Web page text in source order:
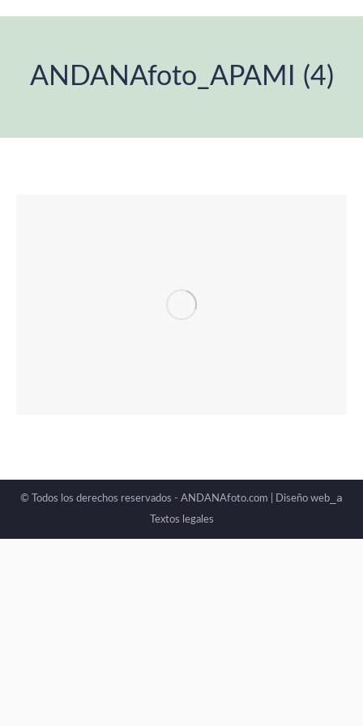
ANDANAfoto_APAMI (4)
© Todos los derechos reservados - ANDANAfoto.com | Diseño web _a
Textos legales